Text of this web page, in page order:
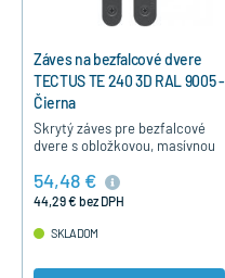
Záves na bezfalcové dvere
TECTUS TE 240 3D RAL 9005 -
Čierna
Skrytý záves pre bezfalcové
dvere s obložkovou, masívnou
hliníkovou zárubňou v čiernom
prevedení.
54,48 €
44,29 € bez DPH
SKLADOM